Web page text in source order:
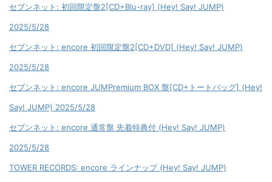
セブンネット: 初回限定盤2[CD+Blu-ray] (Hey! Say! JUMP)
2025/5/28
セブンネット: encore 初回限定盤2[CD+DVD] (Hey! Say! JUMP)
2025/5/28
セブンネット: encore JUMPremium BOX 盤[CD+トートバッグ] (Hey!
Say! JUMP) 2025/5/28
セブンネット: encore 通常盤 先着特典付 (Hey! Say! JUMP)
2025/5/28
TOWER RECORDS: encore ラインナップ (Hey! Say! JUMP)